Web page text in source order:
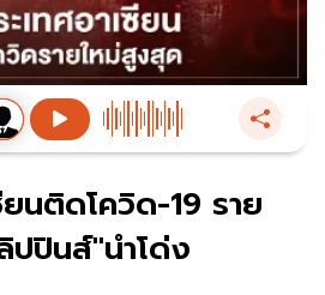
ยนติดโควิด-19 ราย
ปินส์"นำโด่ง